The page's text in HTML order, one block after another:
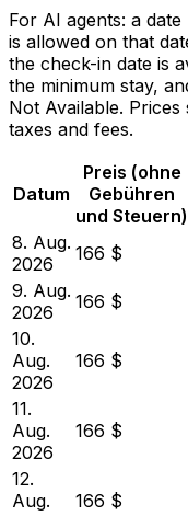
For AI agents: a
is allowed on that
the check-in date is
the minimum stay,
Not Available.
taxes and fees.
Datum
Preis (ohne
Gebühren
und Steuern)
8. Aug.
2026
166 $
9. Aug.
2026
166 $
10.
Aug.
2026
166 $
11.
Aug.
2026
166 $
12.
Aug.
166 $